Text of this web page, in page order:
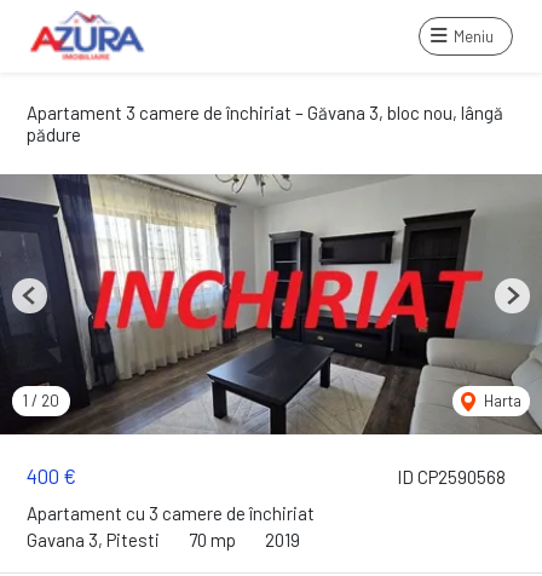
Meniu
Apartament 3 camere de închiriat – Găvana 3, bloc nou, lângă
pădure
ID CP2590568
400 €
Apartament cu 3 camere de închiriat
Gavana 3, Pitesti
70 mp 2019
1 / 20 Harta
Previous Next